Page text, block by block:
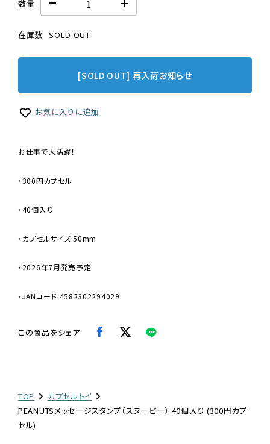
数量
在庫数 SOLD OUT
[SOLD OUT] 再入荷お知らせ
お気に入りに追加
お仕事で大活躍！
・300円カプセル
・40個入り
・カプセルサイズ:50mm
・2026年7月発売予定
・JANコード:4582302294029
この商品をシェア
TOP
カプセルトイ
PEANUTSメッセージスタンプ（スヌーピー） 40個入り (300円カプ
セル)